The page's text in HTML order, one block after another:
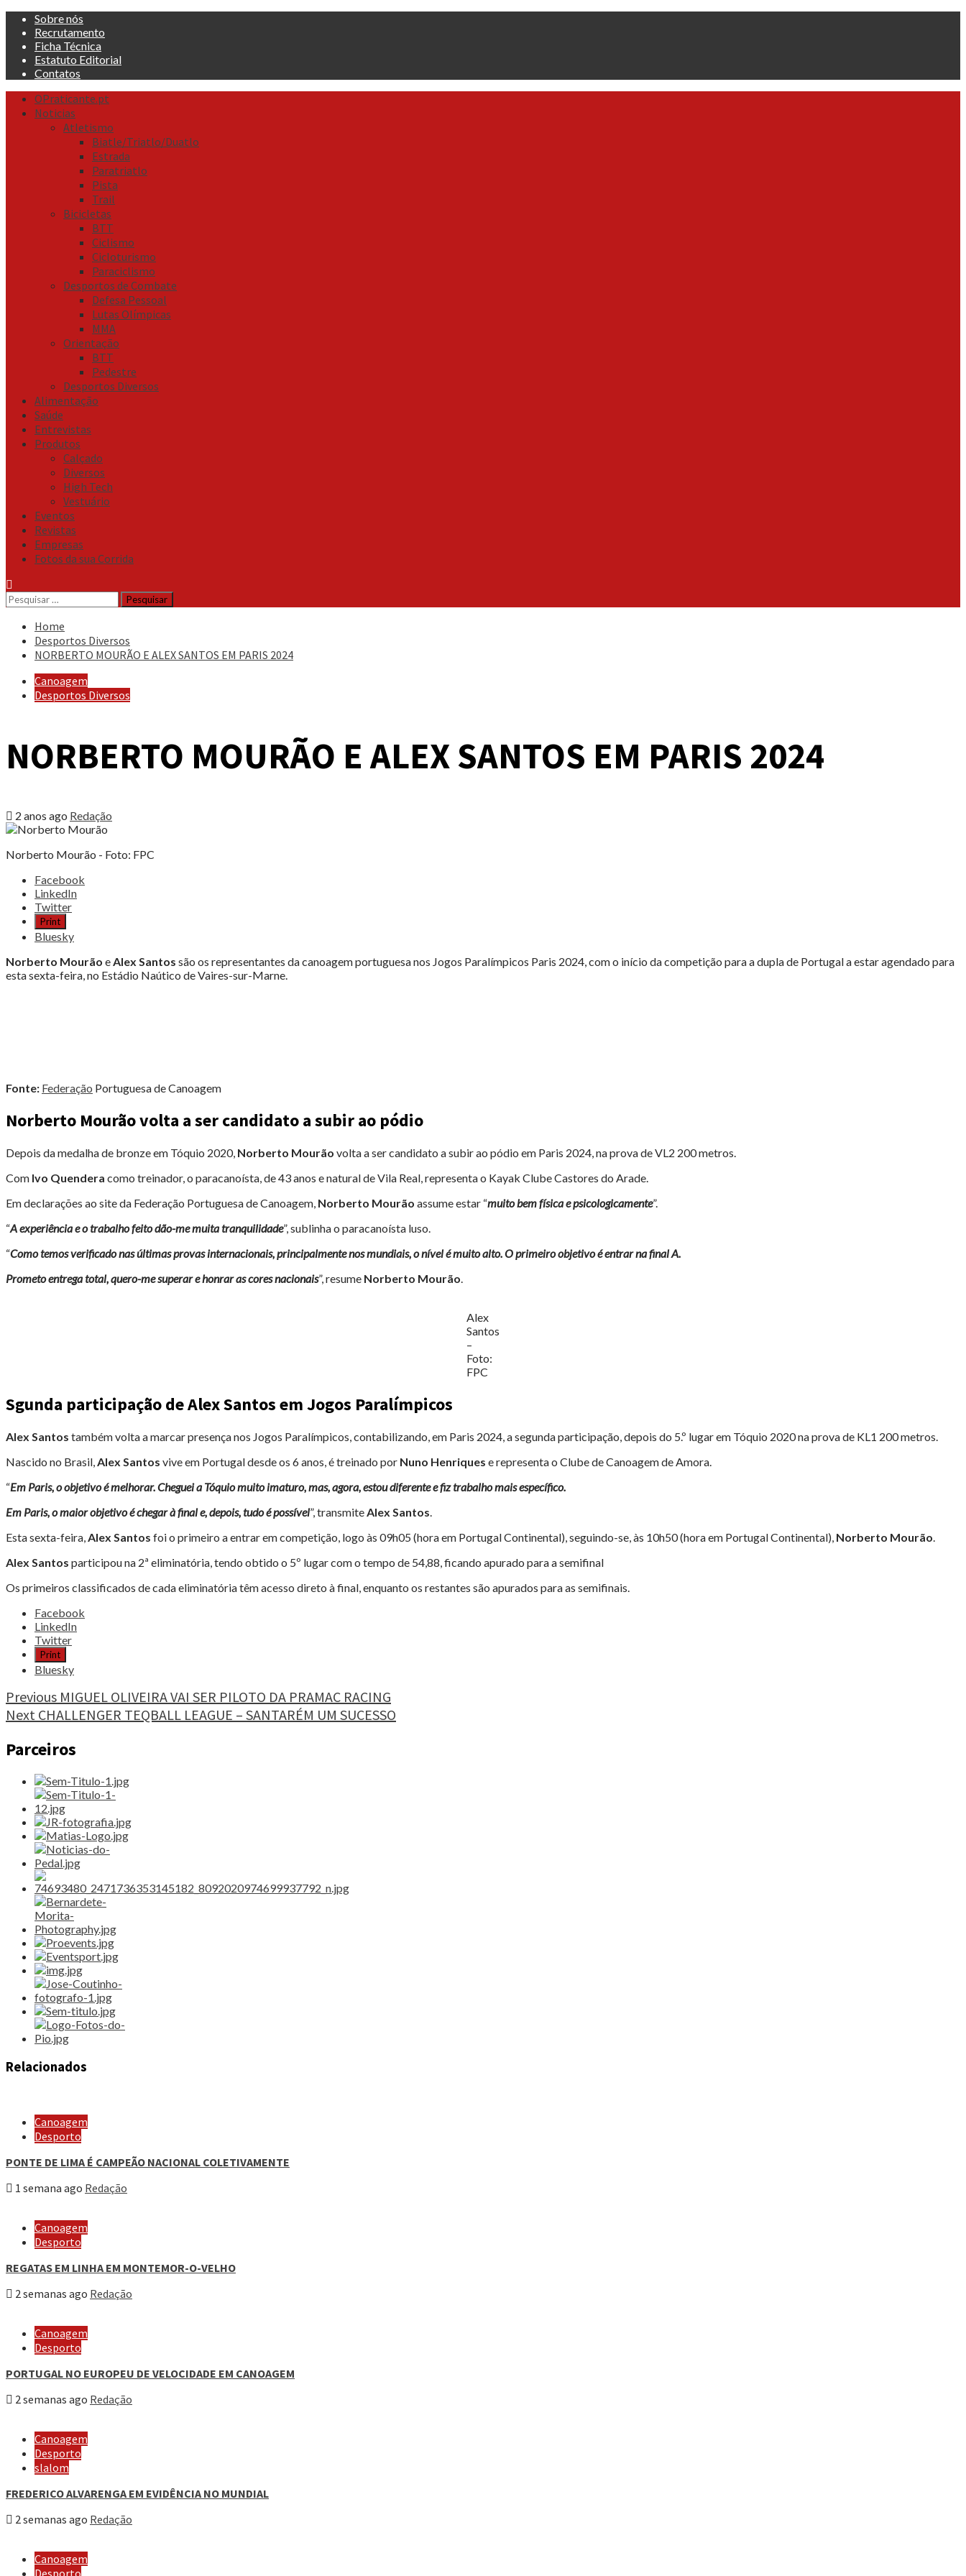
Skip
content
Sobre nós
Recrutamento
Ficha Técnica
Estatuto Editorial
Contatos
Primary
Menu
OPraticante.pt
Noticias
Atletismo
Biatle/Triatlo/Duatlo
Estrada
Paratriatlo
Pista
Trail
Bicicletas
BTT
Ciclismo
Cicloturismo
Paraciclismo
Desportos de Combate
Defesa Pessoal
Lutas Olímpicas
MMA
Orientação
BTT
Pedestre
Desportos Diversos
Alimentação
Saúde
Entrevistas
Produtos
Calçado
Diversos
High Tech
Vestuário
Eventos
Revistas
Empresas
Fotos da sua Corrida
Pesquisar
por:
Home
Desportos Diversos
NORBERTO MOURÃO E ALEX SANTOS EM PARIS 2024
Canoagem
Desportos Diversos
NORBERTO MOURÃO E ALEX SANTOS EM PARIS 2024
2 anos ago Redação
Norberto Mourão - Foto: FPC
Share
post
"NORBERTO
MOURÃO
ALEX
SANTOS
Facebook
LinkedIn
Twitter
Print
Bluesky
Norberto Mourão eAlex Santos são os representantes da canoagem portuguesa nos Jogos Paralímpicos Paris 2024, com o início da competição para a dupla de Portugal a estar agendado para
esta sexta-feira, no Estádio Naútico de Vaires-sur-Marne.
Fonte: Federação Portuguesa de Canoagem
Norberto Mourão volta a ser candidato a subir ao pódio
Depois da medalha de bronze em Tóquio 2020, Norberto Mourão volta a ser candidato a subir ao pódio em Paris 2024, na prova de VL2 200 metros.
Com Ivo Quendera como treinador, o paracanoísta, de 43 anos e natural de Vila Real, representa o Kayak Clube Castores do Arade.
Em declarações ao site da Federação Portuguesa de Canoagem, Norberto Mourão assume estar “muito bem física e psicologicamente”.
“A experiência e o trabalho feito dão-me muita tranquilidade”, sublinha o paracanoísta luso.
“Como temos verificado nas últimas provas internacionais, principalmente nos mundiais, o nível é muito alto. O primeiro objetivo é entrar na final A.
Prometo entrega total, quero-me superar e honrar as cores nacionais”, resume Norberto Mourão.
Alex
Santos
–
Foto:
FPC
Sgunda participação de Alex Santos em Jogos Paralímpicos
Alex Santos também volta a marcar presença nos Jogos Paralímpicos, contabilizando, em Paris 2024, a segunda participação, depois do 5.º lugar em Tóquio 2020 na prova de KL1 200 metros.
Nascido no Brasil, Alex Santos vive em Portugal desde os 6 anos, é treinado por Nuno Henriques e representa o Clube de Canoagem de Amora.
“Em Paris, o objetivo é melhorar. Cheguei a Tóquio muito imaturo, mas, agora, estou diferente e fiz trabalho mais específico.
Em Paris, o maior objetivo é chegar à final e, depois, tudo é possível”, transmite Alex Santos
Esta sexta-feira, Alex Santos foi o primeiro a entrar em competição, logo às 09h05 (hora em Portugal Continental), seguindo-se, às 10h50 (hora em Portugal Continental), Norberto Mourão
Alex Santos participou na 2ª eliminatória, tendo obtido o 5º lugar com o tempo de 54,88, ficando apurado para a semifinal
Os primeiros classificados de cada eliminatória têm acesso direto à final, enquanto os restantes são apurados para as semifinais.
Share
post
"NORBERTO
MOURÃO
ALEX
SANTOS
EM
2024"
Facebook
LinkedIn
Twitter
Print
Bluesky
Continue
Reading
Previous MIGUEL OLIVEIRA VAI SER PILOTO DA PRAMAC RACING
Next CHALLENGER TEQBALL LEAGUE – SANTARÉM UM SUCESSO
Parceiros
Relacionados
Canoagem
Desporto
PONTE DE LIMA É CAMPEÃO NACIONAL COLETIVAMENTE
1 semana ago Redação
Canoagem
Desporto
REGATAS EM LINHA EM MONTEMOR-O-VELHO
2 semanas ago Redação
Canoagem
Desporto
PORTUGAL NO EUROPEU DE VELOCIDADE EM CANOAGEM
2 semanas ago Redação
Canoagem
Desporto
slalom
FREDERICO ALVARENGA EM EVIDÊNCIA NO MUNDIAL
2 semanas ago Redação
Canoagem
Desporto